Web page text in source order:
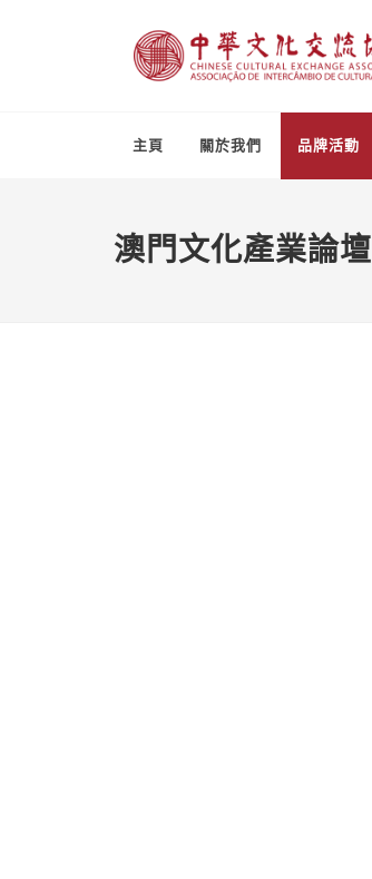
主頁 關於我們 品牌活動
澳門文化產業論壇